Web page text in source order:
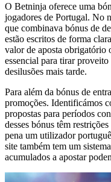
O Betninja oferece uma
jogadores de Portugal. No
que combinava bónus de
estão escritos de forma
valor de aposta obrigatório
essencial para tirar
desilusões mais tarde.
Para além da bónus de
promoções. Identificámos
propostas para períodos
desses bónus têm
pena um utilizador
site também tem um
acumulados a apostar